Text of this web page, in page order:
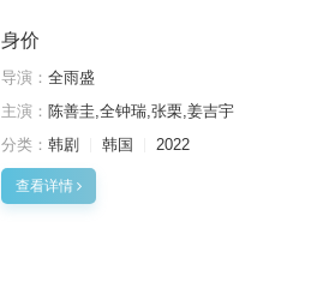
身价
导演： 全雨盛
主演： 陈善圭,全钟瑞,张栗,姜吉宇
分类： 韩剧 韩国 2022
查看详情